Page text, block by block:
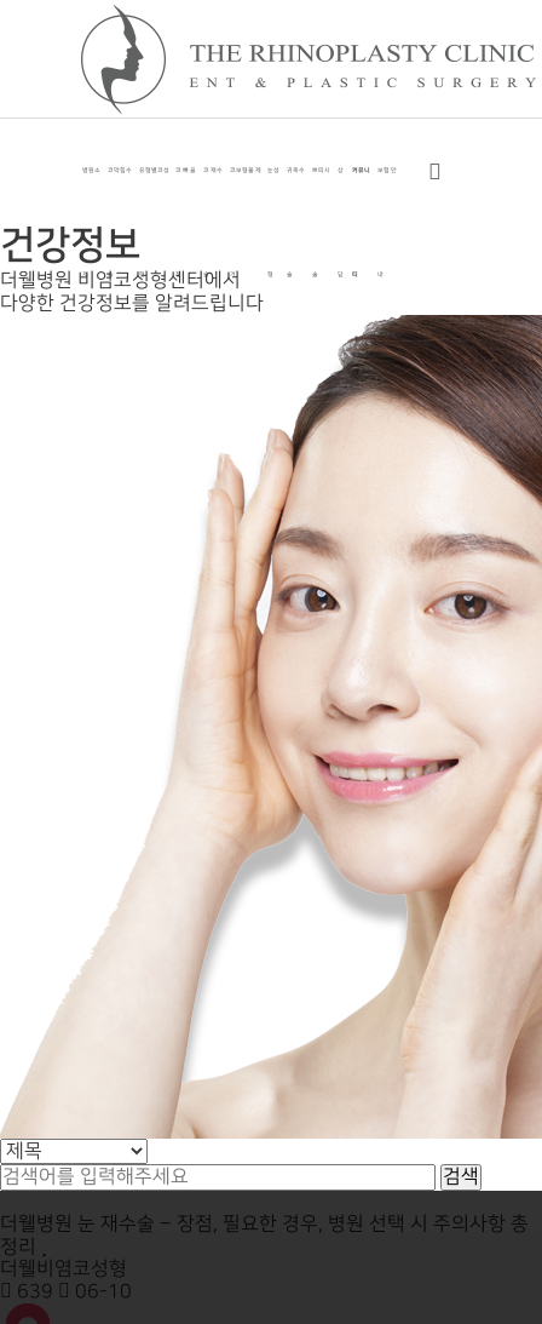
병원소
개
코막힘수
술
유형별코성
형
코 뼈 골
절
코 재수
술
코보형물 제
거
눈성
형
귀족수
술
쁘띠시
술
상
담
커뮤니
티
보험 안
내
건강정보
더웰병원 비염코성형센터에서
다양한 건강정보를 알려드립니다
더웰병원 눈 재수술 – 장점, 필요한 경우, 병원 선택 시 주의사항 총
정리
더웰비염코성형
639
06-10